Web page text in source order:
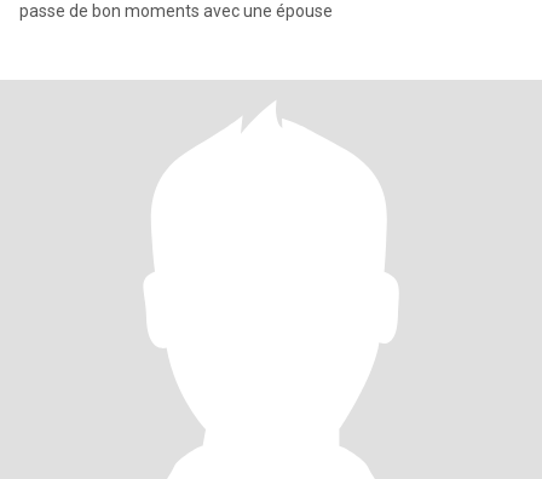
passe de bon moments avec une épouse